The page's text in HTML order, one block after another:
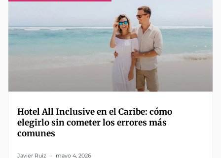
Hotel All Inclusive en el Caribe: cómo
elegirlo sin cometer los errores más
comunes
Javier Ruiz mayo 4, 2026